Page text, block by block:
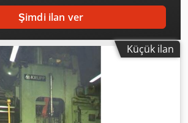
Şimdi ilan ver
Küçük ilan